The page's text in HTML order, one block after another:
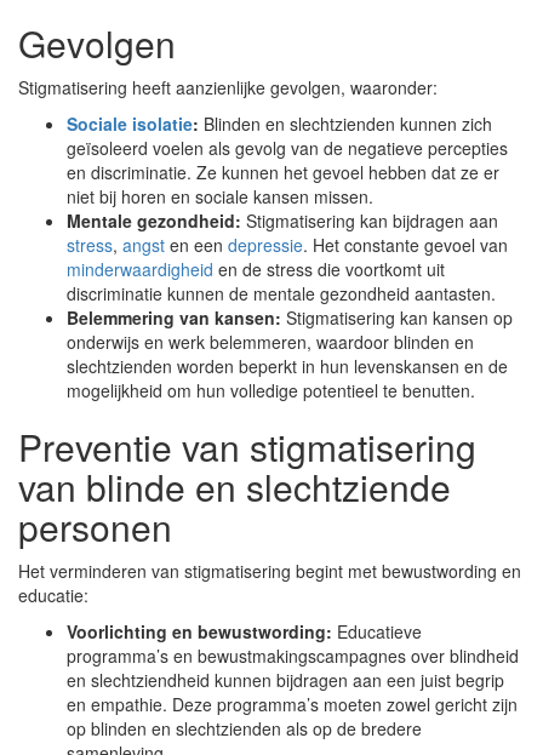
Gevolgen
Stigmatisering heeft aanzienlijke gevolgen, waaronder:
Sociale isolatie: Blinden en slechtzienden kunnen zich
geïsoleerd voelen als gevolg van de negatieve percepties
en discriminatie. Ze kunnen het gevoel hebben dat ze er
niet bij horen en sociale kansen missen.
Mentale gezondheid: Stigmatisering kan bijdragen aan
stress, angst en een depressie. Het constante gevoel van
minderwaardigheid en de stress die voortkomt uit
discriminatie kunnen de mentale gezondheid aantasten.
Belemmering van kansen: Stigmatisering kan kansen op
onderwijs en werk belemmeren, waardoor blinden en
slechtzienden worden beperkt in hun levenskansen en de
mogelijkheid om hun volledige potentieel te benutten.
Preventie van stigmatisering
van blinde en slechtziende
personen
Het verminderen van stigmatisering begint met bewustwording en
educatie:
Voorlichting en bewustwording: Educatieve
programma’s en bewustmakingscampagnes over blindheid
en slechtziendheid kunnen bijdragen aan een juist begrip
en empathie. Deze programma’s moeten zowel gericht zijn
op blinden en slechtzienden als op de bredere